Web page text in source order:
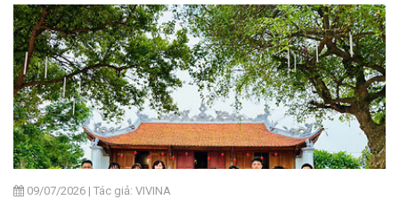
09/07/2026 | Tác giả: VIVINA